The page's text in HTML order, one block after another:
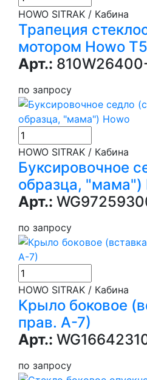
HOWO SITRAK / Кабина
Трапеция
мотором Howo
Арт.:
по запросу
HOWO SITRAK / Кабина
Буксировочное
образца, "мама")
Арт.:
по запросу
HOWO SITRAK / Кабина
Крыло боковое
прав. А-7)
Арт.:
по запросу